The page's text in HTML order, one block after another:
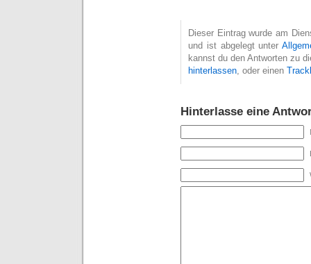
Dieser Eintrag wurde am
und ist abgelegt unter
kannst du den Antworten zu
hinterlassen, oder einen
Hinterlasse eine